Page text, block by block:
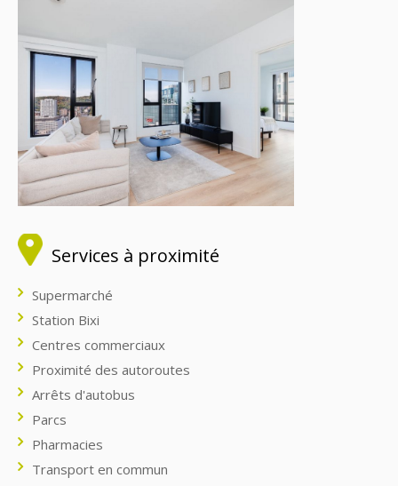
Services à proximité
Supermarché
Station Bixi
Centres commerciaux
Proximité des autoroutes
Arrêts d'autobus
Parcs
Pharmacies
Transport en commun